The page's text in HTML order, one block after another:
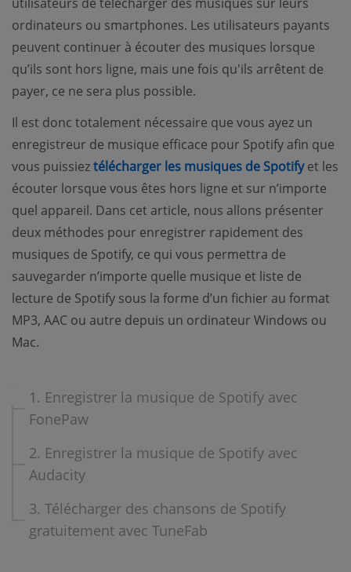
ordinateurs ou smartphones. Les utilisateurs payants
peuvent continuer à écouter des musiques lorsque
qu’ils sont hors ligne, mais une fois qu'ils arrêtent de
payer, ce ne sera plus possible.
Il est donc totalement nécessaire que vous ayez un
enregistreur de musique efficace pour Spotify afin que
vous puissieztélécharger les musiques de Spotify et les
écouter lorsque vous êtes hors ligne et sur n’importe
quel appareil. Dans cet article, nous allons présenter
deux méthodes pour enregistrer rapidement des
musiques de Spotify, ce qui vous permettra de
sauvegarder n’importe quelle musique et liste de
lecture de Spotify sous la forme d’un fichier au format
MP3, AAC ou autre depuis un ordinateur Windows ou
Mac.
1. Enregistrer la musique de Spotify avec
FonePaw
2. Enregistrer la musique de Spotify avec
Audacity
3. Télécharger des chansons de Spotify
gratuitement avec TuneFab